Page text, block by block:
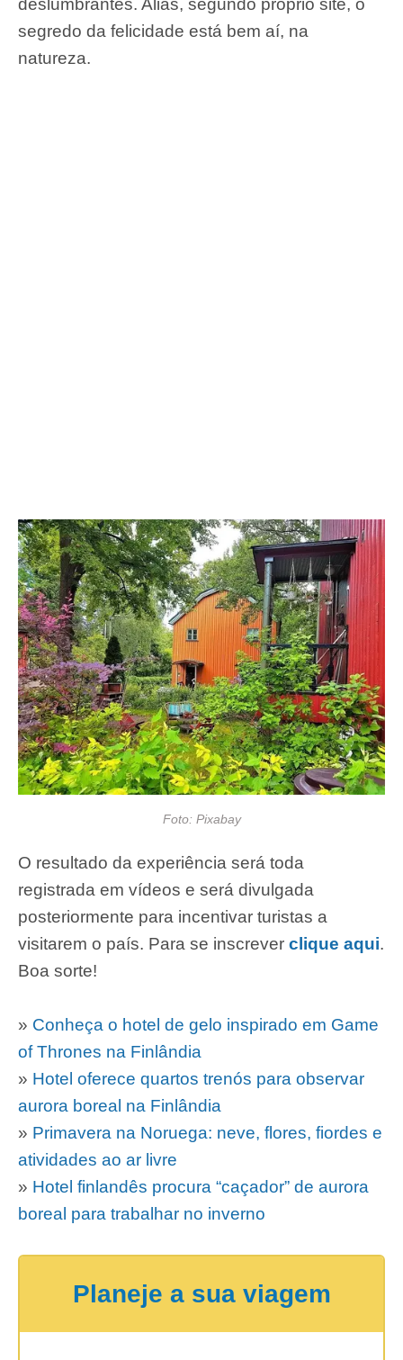
deslumbrantes. Aliás, segundo próprio site, o
segredo da felicidade está bem aí, na
natureza.
Foto: Pixabay
O resultado da experiência será toda
registrada em vídeos e será divulgada
posteriormente para incentivar turistas a
visitarem o país. Para se inscrever clique aqui.
Boa sorte!
» Conheça o hotel de gelo inspirado em Game
of Thrones na Finlândia
» Hotel oferece quartos trenós para observar
aurora boreal na Finlândia
» Primavera na Noruega: neve, flores, fiordes e
atividades ao ar livre
» Hotel finlandês procura “caçador” de aurora
boreal para trabalhar no inverno
Planeje a sua viagem